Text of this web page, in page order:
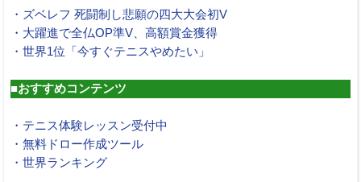
・ズベレフ 死闘制し悲願の四大大会初V
・大躍進で全仏OP準V、高額賞金獲得
・世界1位「今すぐテニスやめたい」
■おすすめコンテンツ
・テニス体験レッスン受付中
・無料ドロー作成ツール
・世界ランキング